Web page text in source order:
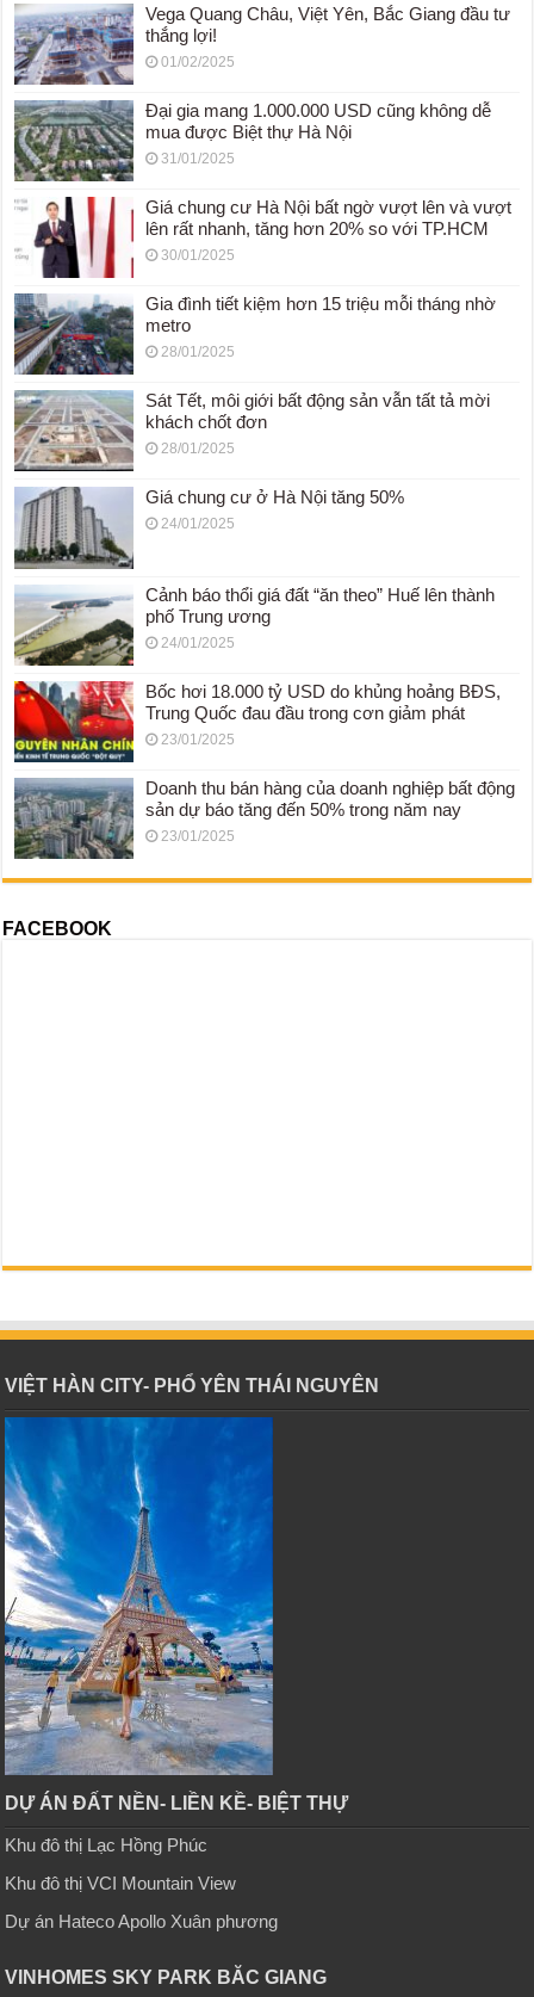
Vega Quang Châu, Việt Yên, Bắc Giang đầu tư
thắng lợi!
01/02/2025
Đại gia mang 1.000.000 USD cũng không dễ
mua được Biệt thự Hà Nội
31/01/2025
Giá chung cư Hà Nội bất ngờ vượt lên và vượt
lên rất nhanh, tăng hơn 20% so với TP.HCM
30/01/2025
Gia đình tiết kiệm hơn 15 triệu mỗi tháng nhờ
metro
28/01/2025
Sát Tết, môi giới bất động sản vẫn tất tả mời
khách chốt đơn
28/01/2025
Giá chung cư ở Hà Nội tăng 50%
24/01/2025
Cảnh báo thổi giá đất “ăn theo” Huế lên thành
phố Trung ương
24/01/2025
Bốc hơi 18.000 tỷ USD do khủng hoảng BĐS,
Trung Quốc đau đầu trong cơn giảm phát
23/01/2025
Doanh thu bán hàng của doanh nghiệp bất động
sản dự báo tăng đến 50% trong năm nay
23/01/2025
FACEBOOK
VIỆT HÀN CITY- PHỔ YÊN THÁI NGUYÊN
DỰ ÁN ĐẤT NỀN- LIỀN KỀ- BIỆT THỰ
Khu đô thị Lạc Hồng Phúc
Khu đô thị VCI Mountain View
Dự án Hateco Apollo Xuân phương
VINHOMES SKY PARK BĂC GIANG